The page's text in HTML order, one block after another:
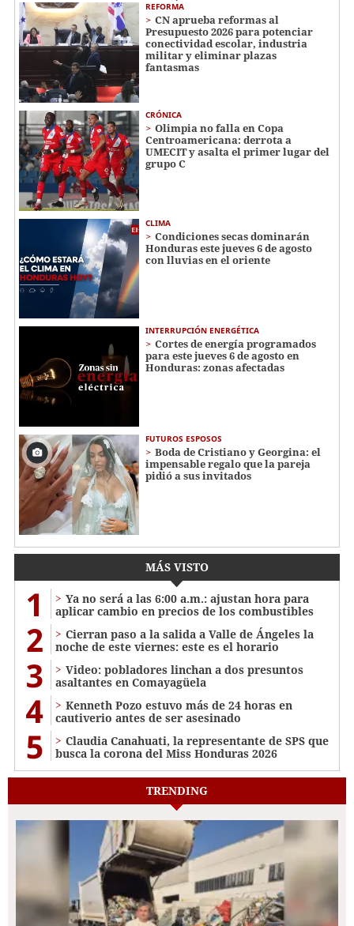
REFORMA
CN aprueba reformas al
Presupuesto 2026 para potenciar
conectividad escolar, industria
militar y eliminar plazas
fantasmas
CRÓNICA
Olimpia no falla en Copa
Centroamericana: derrota a
UMECIT y asalta el primer lugar del
grupo C
CLIMA
Condiciones secas dominarán
Honduras este jueves 6 de agosto
con lluvias en el oriente
INTERRUPCIÓN ENERGÉTICA
Cortes de energía programados
para este jueves 6 de agosto en
Honduras: zonas afectadas
FUTUROS ESPOSOS
Boda de Cristiano y Georgina: el
impensable regalo que la pareja
pidió a sus invitados
MÁS VISTO
1
Ya no será a las 6:00 a.m.: ajustan hora para
aplicar cambio en precios de los combustibles
2
Cierran paso a la salida a Valle de Ángeles la
noche de este viernes: este es el horario
3
Video: pobladores linchan a dos presuntos
asaltantes en Comayagüela
4
Kenneth Pozo estuvo más de 24 horas en
cautiverio antes de ser asesinado
5
Claudia Canahuati, la representante de SPS que
busca la corona del Miss Honduras 2026
TRENDING